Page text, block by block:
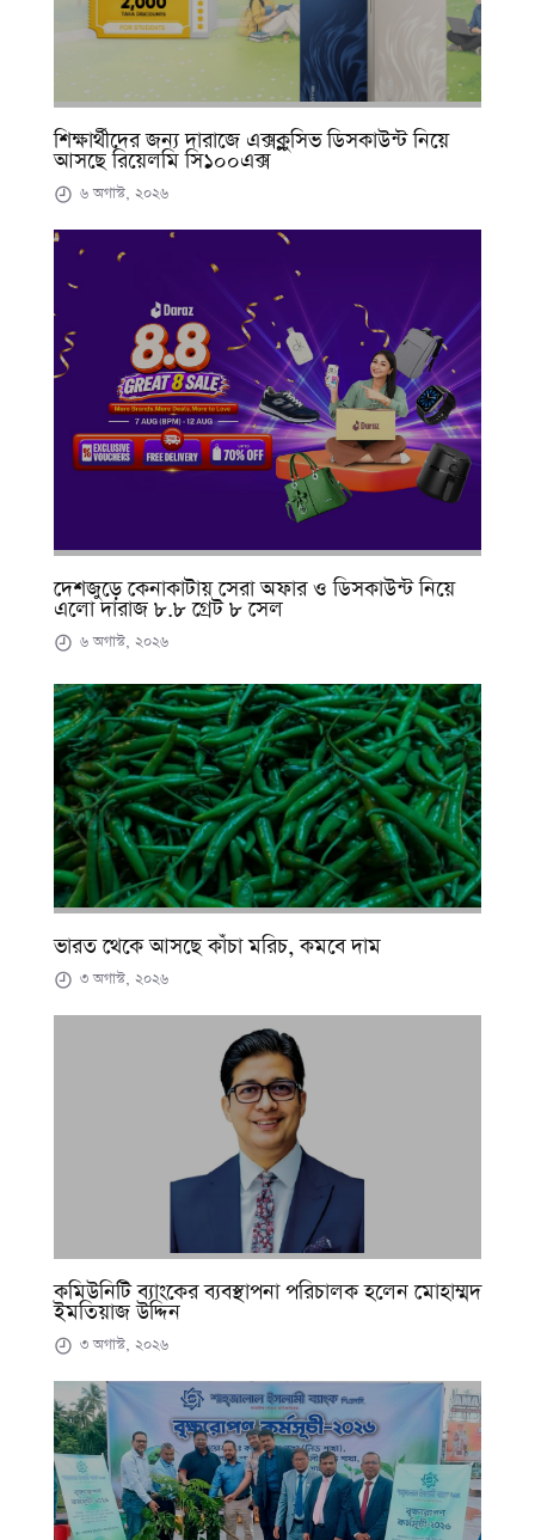
শিক্ষার্থীদের জন্য দারাজে এক্সক্লুসিভ ডিসকাউন্ট নিয়ে
আসছে রিয়েলমি সি১০০এক্স
৬ অগাস্ট, ২০২৬
দেশজুড়ে কেনাকাটায় সেরা অফার ও ডিসকাউন্ট নিয়ে
এলো দারাজ ৮.৮ গ্রেট ৮ সেল
৬ অগাস্ট, ২০২৬
ভারত থেকে আসছে কাঁচা মরিচ, কমবে দাম
৩ অগাস্ট, ২০২৬
কমিউনিটি ব্যাংকের ব্যবস্থাপনা পরিচালক হলেন মোহাম্মদ
ইমতিয়াজ উদ্দিন
৩ অগাস্ট, ২০২৬